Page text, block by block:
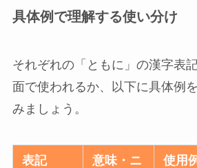
具体例で理解する使い分け
それぞれの「ともに」の漢字表
面で使われるか、以下に具体例
みましょう。
表記
意味・ニ
使用